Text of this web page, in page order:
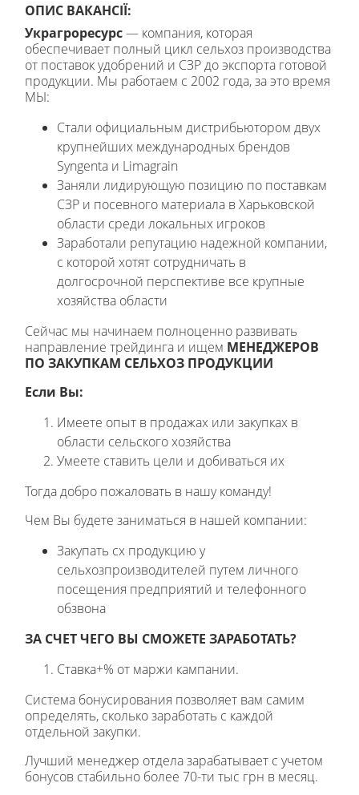
ОПИС ВАКАНСІЇ:
Украгроресурс— компания, которая
обеспечивает полный цикл сельхоз производства
от поставок удобрений и СЗР до экспорта готовой
продукции. Мы работаем с 2002 года, за это время
МЫ:
Стали официальным дистрибьютором двух
крупнейших международных брендов
Syngenta и Limagrain
Заняли лидирующую позицию по поставкам
СЗР и посевного материала в Харьковской
области среди локальных игроков
Заработали репутацию надежной компании,
с которой хотят сотрудничать в
долгосрочной перспективе все крупные
хозяйства области
Сейчас мы начинаем полноценно развивать
направление трейдинга и ищем МЕНЕДЖЕРОВ
ПО ЗАКУПКАМ СЕЛЬХОЗ ПРОДУКЦИИ
Если Вы:
Имеете опыт в продажах или закупках в
области сельского хозяйства
Умеете ставить цели и добиваться их
Тогда добро пожаловать в нашу команду!
Чем Вы будете заниматься в нашей компании:
Закупать cх продукцию у
сельхозпроизводителей путем личного
посещения предприятий и телефонного
обзвона
ЗА СЧЕТ ЧЕГО ВЫ СМОЖЕТЕ ЗАРАБОТАТЬ?
Ставка+% от маржи кампании.
Система бонусирования позволяет вам самим
определять, сколько заработать с каждой
отдельной закупки.
Лучший менеджер отдела зарабатывает с учетом
бонусов стабильно более 70-ти тыс грн в месяц.